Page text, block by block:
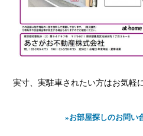
実寸、実駐車されたい方はお気軽
»お部屋探しのお問い